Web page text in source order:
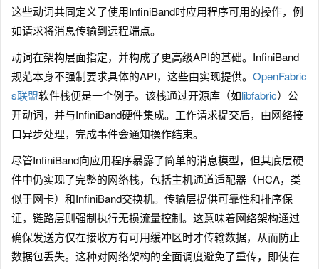
这些动词共同定义了使用InfiniBand时应用程序可用的操作，例
如请求将消息传输到远程端点。
动词在架构层面指定，并构成了更高级API的基础。InfiniBand
规范本身不强制要求具体的API，这些由实现提供。 OpenFabric
s联盟软件栈便是一个例子。该栈通过开源库（如libfabric）公
开动词，并与InfiniBand硬件集成。工作请求提交后，由网络接
口异步处理，完成事件会通知操作结束。
尽管InfiniBand向应用程序暴露了简单的消息模型，但其底层硬
件中仍实现了完整的网络栈，包括主机通道适配器（HCA，类
似于网卡）和InfiniBand交换机。传输层提供可靠性和排序保
证，链路层则强制执行无损流量控制。这意味着网络架构通过
确保发送方仅在接收方有可用缓冲区时才传输数据，从而防止
数据包丢失。这种对网络架构的全面调度避免了重传，即使在